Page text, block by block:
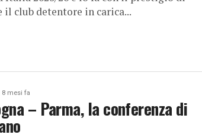
il club detentore in carica...
8 mesi fa
– Parma, la conferenza di